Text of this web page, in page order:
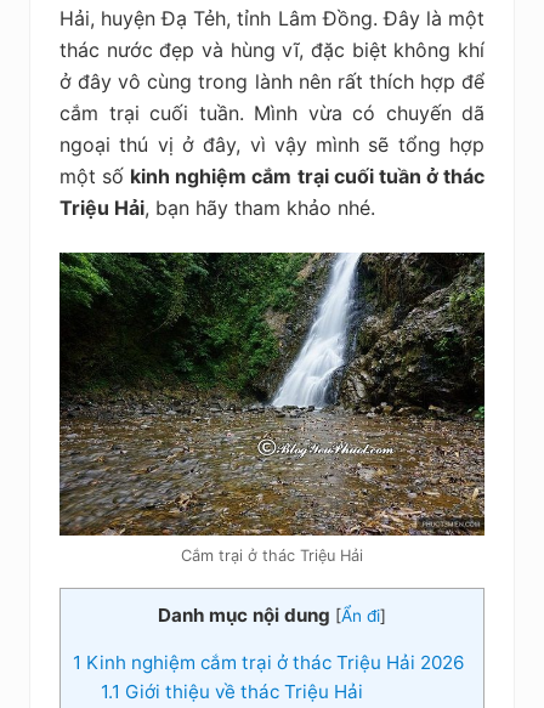
Hải, huyện Đạ Tẻh, tỉnh Lâm Đồng. Đây là một
thác nước đẹp và hùng vĩ, đặc biệt không khí
ở đây vô cùng trong lành nên rất thích hợp để
cắm trại cuối tuần. Mình vừa có chuyến dã
ngoại thú vị ở đây, vì vậy mình sẽ tổng hợp
một số kinh nghiệm cắm trại cuối tuần ở thác
Triệu Hải, bạn hãy tham khảo nhé.
Cắm trại ở thác Triệu Hải
Danh mục nội dung [Ẩn đi]
1 Kinh nghiệm cắm trại ở thác Triệu Hải 2026
1.1 Giới thiệu về thác Triệu Hải